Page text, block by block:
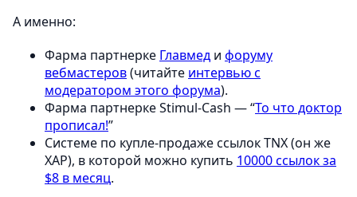
А именно:
Фарма партнерке Главмед и форуму
вебмастеров(читайте интервью с
модератором этого форума).
Фарма партнерке Stimul-Cash — “То что доктор
прописал!”
Системе по купле-продаже ссылок TNX (он же
XAP), в которой можно купить 10000 ссылок за
$8 в месяц.